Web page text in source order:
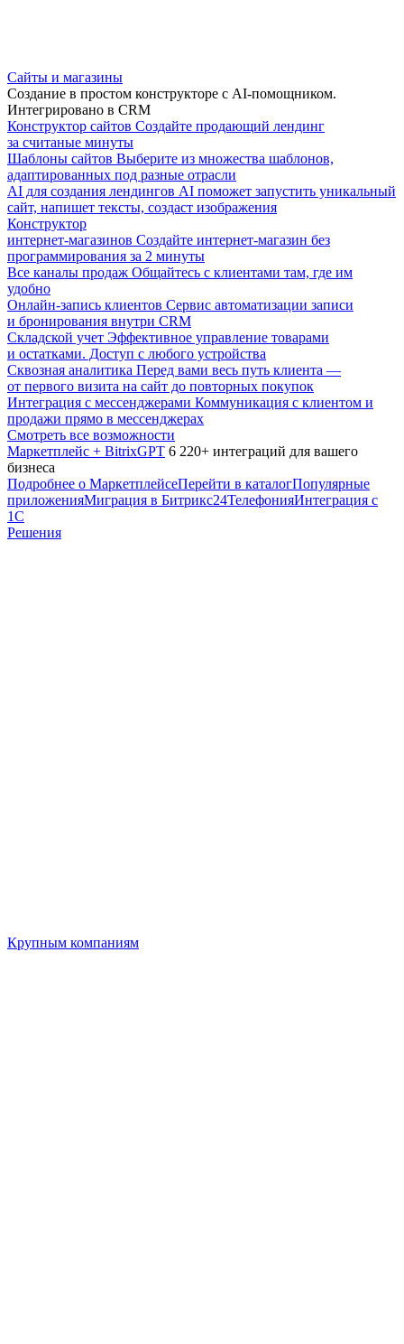
Сайты и магазины
Создание в простом конструкторе с AI-помощником.
Интегрировано в CRM
Конструктор сайтов Создайте продающий лендинг
за считаные минуты
Шаблоны сайтов Выберите из множества шаблонов,
адаптированных под разные отрасли
AI для создания лендингов AI поможет запустить уникальный
сайт, напишет тексты, создаст изображения
Конструктор
интернет-магазинов Создайте интернет-магазин без
программирования за 2 минуты
Все каналы продаж Общайтесь с клиентами там, где им
удобно
Онлайн-запись клиентов Сервис автоматизации записи
и бронирования внутри CRM
Складской учет Эффективное управление товарами
и остатками. Доступ с любого устройства
Сквозная аналитика Перед вами весь путь клиента —
от первого визита на сайт до повторных покупок
Интеграция с мессенджерами Коммуникация с клиентом и
продажи прямо в мессенджерах
Смотреть все возможности
Маркетплейс + BitrixGPT 6 220+ интеграций для вашего
бизнеса
Подробнее о МаркетплейсеПерейти в каталогПопулярные
приложенияМиграция в Битрикс24ТелефонияИнтеграция с
1С
Решения
Крупным компаниям